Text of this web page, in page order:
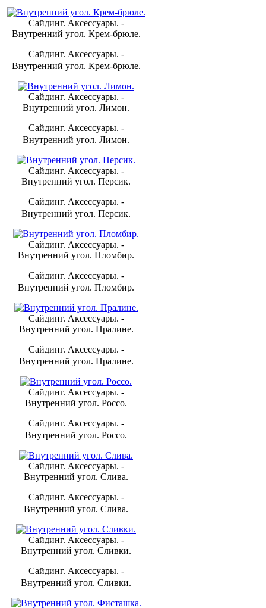
Сайдинг. Аксессуары. -
Внутренний угол. Крем-брюле.
Сайдинг. Аксессуары. -
Внутренний угол. Крем-брюле.
Сайдинг. Аксессуары. -
Внутренний угол. Лимон.
Сайдинг. Аксессуары. -
Внутренний угол. Лимон.
Сайдинг. Аксессуары. -
Внутренний угол. Персик.
Сайдинг. Аксессуары. -
Внутренний угол. Персик.
Сайдинг. Аксессуары. -
Внутренний угол. Пломбир.
Сайдинг. Аксессуары. -
Внутренний угол. Пломбир.
Сайдинг. Аксессуары. -
Внутренний угол. Пралине.
Сайдинг. Аксессуары. -
Внутренний угол. Пралине.
Сайдинг. Аксессуары. -
Внутренний угол. Россо.
Сайдинг. Аксессуары. -
Внутренний угол. Россо.
Сайдинг. Аксессуары. -
Внутренний угол. Слива.
Сайдинг. Аксессуары. -
Внутренний угол. Слива.
Сайдинг. Аксессуары. -
Внутренний угол. Сливки.
Сайдинг. Аксессуары. -
Внутренний угол. Сливки.